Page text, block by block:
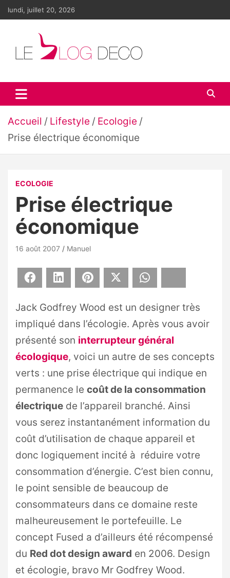
Aller
lundi, juillet 20, 2026
Le blog déco
LE blog de la décoration d'intérieur et du design
Accueil Lifestyle
Ecologie
Prise électrique économique
ECOLOGIE
Prise électrique
économique
16 août 2007 Manuel
Facebook LinkedIn Pinterest
Jack Godfrey Wood est un designer très
impliqué dans l’écologie. Après vous avoir
présenté son interrupteur général
écologique, voici un autre de ses concepts
verts : une prise électrique qui indique en
permanence le coût de la consommation
électrique de l’appareil branché. Ainsi
vous serez instantanément information du
coût d’utilisation de chaque appareil et
donc logiquement incité à réduire votre
consommation d’énergie. C’est bien connu,
le point sensible de beaucoup de
consommateurs dans ce domaine reste
malheureusement le portefeuille. Le
concept Fused a d’ailleurs été récompensé
du Red dot design award en 2006. Design
et écologie, bravo Mr Godfrey Wood.